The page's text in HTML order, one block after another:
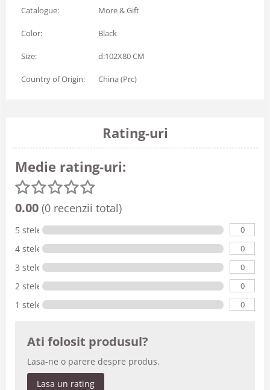
Catalogue: More & Gift
Color: Black
Size: d:102X80 CM
Country of Origin: China (Prc)
Rating-uri
Medie rating-uri:
0.00 (0 recenzii total)
5 stele 0
4 stele 0
3 stele 0
2 stele 0
1 stele 0
Ati folosit produsul?
Lasa-ne o parere despre produs.
Lasa un rating